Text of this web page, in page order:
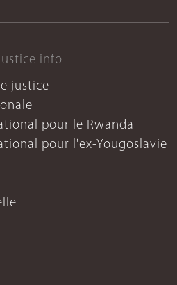
info
justice
pour le Rwanda
pour l'ex-Yougoslavie